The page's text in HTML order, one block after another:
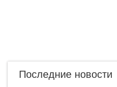
Последние новости